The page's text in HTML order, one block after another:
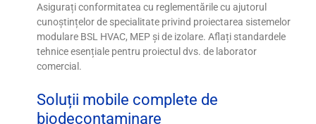
Asigurați conformitatea cu reglementările cu ajutorul
cunoștințelor de specialitate privind proiectarea sistemelor
modulare BSL HVAC, MEP și de izolare. Aflați standardele
tehnice esențiale pentru proiectul dvs. de laborator
comercial.
Soluții mobile complete de
biodecontaminare